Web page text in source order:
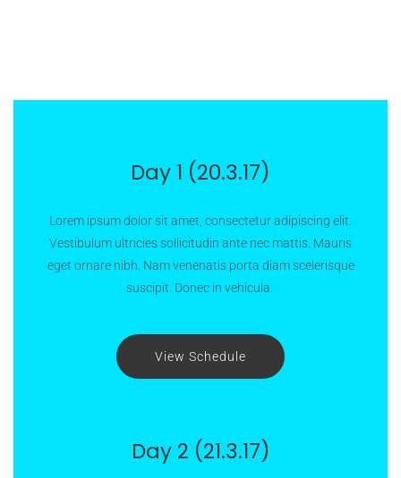
Day 1 (20.3.17)
Lorem ipsum dolor sit amet, consectetur adipiscing elit.
Vestibulum ultricies sollicitudin ante nec mattis. Mauris
eget ornare nibh. Nam venenatis porta diam scelerisque
suscipit. Donec in vehicula.
View Schedule
Day 2 (21.3.17)